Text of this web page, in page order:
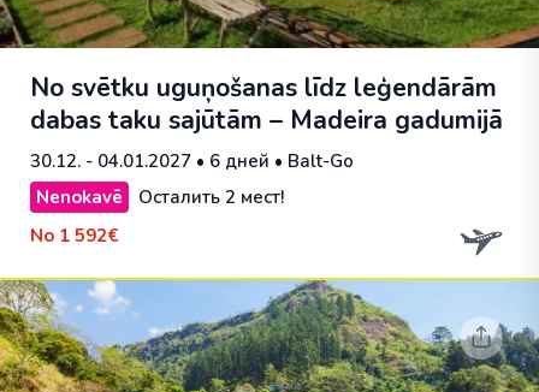
No svētku uguņošanas līdz leģendārām
dabas taku sajūtām – Madeira gadumijā
30.12. - 04.01.2027 • 6 дней • Balt-Go
Nenokavē
Осталить 2 мест!
No 1 592€